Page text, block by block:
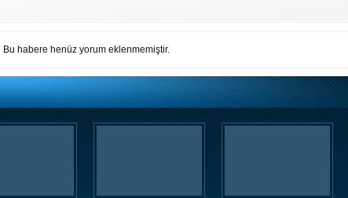
Bu habere henüz yorum eklenmemiştir.